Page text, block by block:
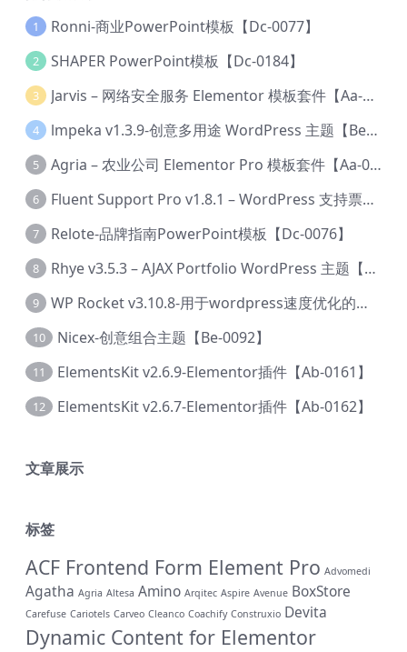
1 Ronni-商业PowerPoint模板【Dc-0077】
2 SHAPER PowerPoint模板【Dc-0184】
3 Jarvis – 网络安全服务 Elementor 模板套件【Aa-0035】
4 lmpeka v1.3.9-创意多用途 WordPress 主题【Be-0064】
5 Agria – 农业公司 Elementor Pro 模板套件【Aa-0003】
6 Fluent Support Pro v1.8.1 – WordPress 支持票务系统【Cc-0041】
7 Relote-品牌指南PowerPoint模板【Dc-0076】
8 Rhye v3.5.3 – AJAX Portfolio WordPress 主题【Bi-0049】
9 WP Rocket v3.10.8-用于wordpress速度优化的缓存加速插件【Cd-0019】
10 Nicex-创意组合主题【Be-0092】
11 ElementsKit v2.6.9-Elementor插件【Ab-0161】
12 ElementsKit v2.6.7-Elementor插件【Ab-0162】
文章展示
标签
ACF Frontend Form Element Pro Advomedi
Agatha Agria Altesa Amino Arqitec Aspire Avenue BoxStore
Carefuse Cariotels Carveo Cleanco Coachify Construxio Devita
Dynamic Content for Elementor